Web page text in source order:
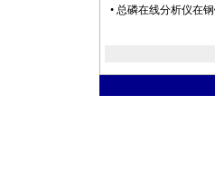
• 总磷在线分析仪在